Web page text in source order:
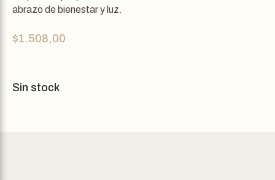
abrazo de bienestar y luz.
$1.508,00
Sin stock